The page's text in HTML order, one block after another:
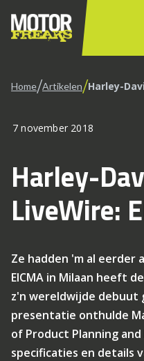
Home/Artikelen/Harley-
7 november 2018
Harley-
LiveWire:
Ze hadden 'm al eerder
EICMA in Milaan heeft
z'n wereldwijde debuut
presentatie onthulde
of Product Planning
specificaties en details